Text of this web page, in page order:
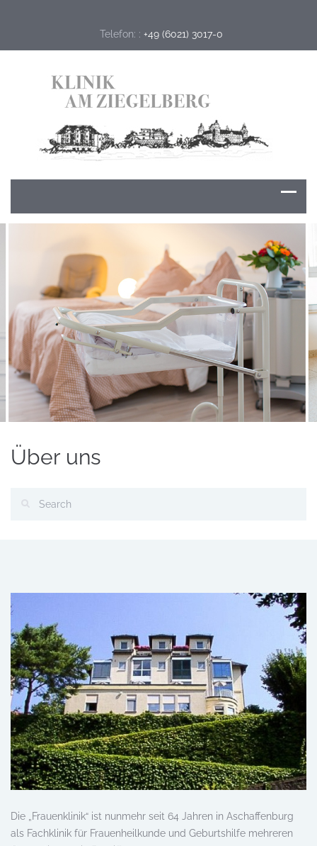
Telefon: : +49 (6021) 3017-0
Über uns
Die „Frauenklinik“ ist nunmehr seit 64 Jahren in Aschaffenburg
als Fachklinik für Frauenheilkunde und Geburtshilfe mehreren